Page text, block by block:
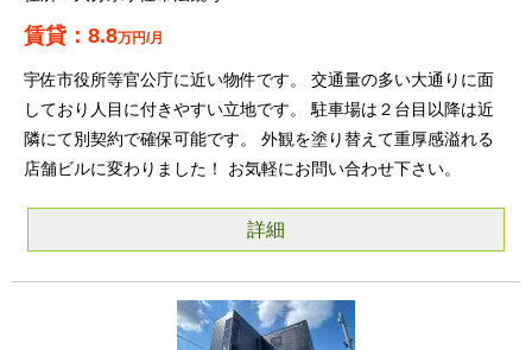
8.8万円/月
宇佐市役所等官公庁に近い物件です。 交通量の多い大通りに面
しており人目に付きやすい立地です。 駐車場は２台目以降は近
隣にて別契約で確保可能です。 外観を塗り替えて重厚感溢れる
店舗ビルに変わりました！ お気軽にお問い合わせ下さい。
詳細